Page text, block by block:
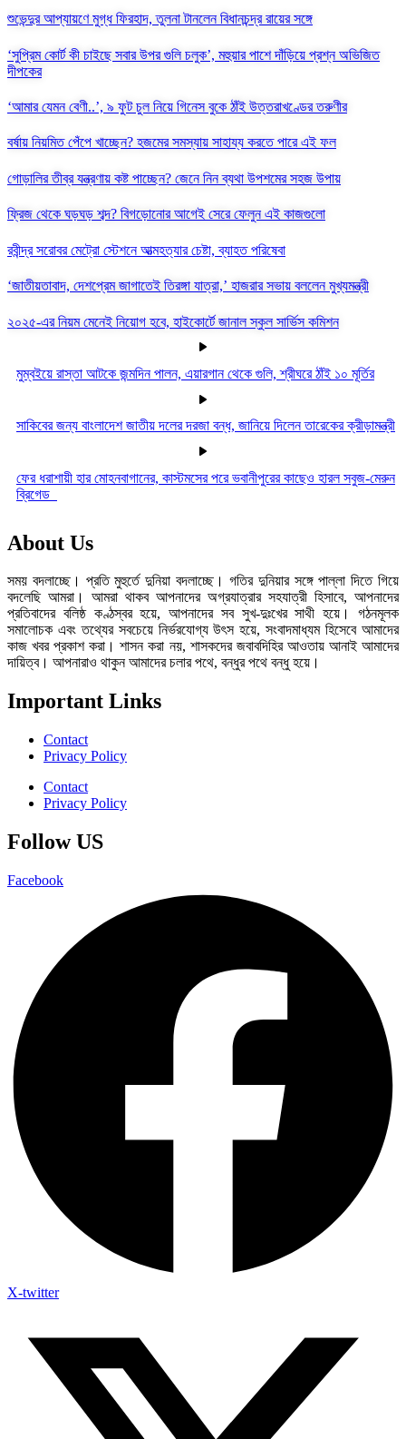
শুভেন্দুর আপ্যায়ণে মুগ্ধ ফিরহাদ, তুলনা টানলেন বিধানচন্দ্র রায়ের সঙ্গে
‘সুপ্রিম কোর্ট কী চাইছে সবার উপর গুলি চলুক’, মহুয়ার পাশে দাঁড়িয়ে প্রশ্ন অভিজিত
দীপকের
‘আমার যেমন বেণী..’, ৯ ফুট চুল নিয়ে গিনেস বুকে ঠাঁই উত্তরাখণ্ডের তরুণীর
বর্ষায় নিয়মিত পেঁপে খাচ্ছেন? হজমের সমস্যায় সাহায্য করতে পারে এই ফল
গোড়ালির তীব্র যন্ত্রণায় কষ্ট পাচ্ছেন? জেনে নিন ব্যথা উপশমের সহজ উপায়
ফ্রিজ থেকে ঘড়ঘড় শব্দ? বিগড়োনোর আগেই সেরে ফেলুন এই কাজগুলো
রবীন্দ্র সরোবর মেট্রো স্টেশনে আত্মহত্যার চেষ্টা, ব্যাহত পরিষেবা
‘জাতীয়তাবাদ, দেশপ্রেম জাগাতেই তিরঙ্গা যাত্রা,’ হাজরার সভায় বললেন মুখ্যমন্ত্রী
২০২৫-এর নিয়ম মেনেই নিয়োগ হবে, হাইকোর্টে জানাল স্কুল সার্ভিস কমিশন
মুম্বইয়ে রাস্তা আটকে জন্মদিন পালন, এয়ারগান থেকে গুলি, শ্রীঘরে ঠাঁই ১০ মূর্তির
সাকিবের জন্য বাংলাদেশ জাতীয় দলের দরজা বন্ধ, জানিয়ে দিলেন তারেকের ক্রীড়ামন্ত্রী
ফের ধরাশায়ী হার মোহনবাগানের, কাস্টমসের পরে ভবানীপুরের কাছেও হারল সবুজ-মেরুন
ব্রিগেড
About Us
সময় বদলাচ্ছে। প্রতি মুহুর্তে দুনিয়া বদলাচ্ছে। গতির দুনিয়ার সঙ্গে পাল্লা দিতে গিয়ে
বদলেছি আমরা। আমরা থাকব আপনাদের অগ্রযাত্রার সহযাত্রী হিসাবে, আপনাদের
প্রতিবাদের বলিষ্ঠ কণ্ঠস্বর হয়ে, আপনাদের সব সুখ-দুঃখের সাথী হয়ে। গঠনমূলক
সমালোচক এবং তথ্যের সবচেয়ে নির্ভরযোগ্য উ‍ৎস হয়ে, সংবাদমাধ্যম হিসেবে আমাদের
কাজ খবর প্রকাশ করা। শাসন করা নয়, শাসকদের জবাবদিহির আওতায় আনাই আমাদের
দায়িত্ব। আপনারাও থাকুন আমাদের চলার পথে, বন্ধুর পথে বন্ধু হয়ে।
Important Links
Contact
Privacy Policy
Contact
Privacy Policy
Follow US
Facebook
X-twitter